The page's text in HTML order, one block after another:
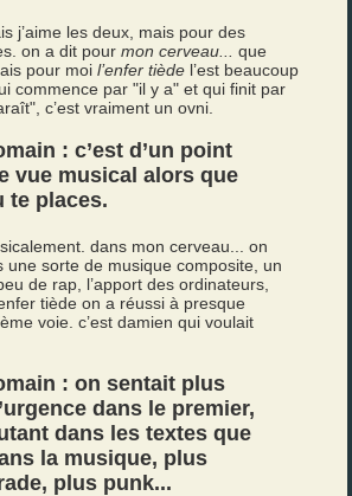
j’aime les deux, mais pour des
on a dit pourmon cerveau...
que
pour moil’enfer tiède l’est beaucoup
commence par "il y a" et qui finit par
c’est vraiment un ovni.
: c’est d’un point
vue musical alors que
te places.
dans mon cerveau... on
une sorte de musique composite, un
de rap, l’apport des ordinateurs,
tiède on a réussi à presque
voie. c’est damien qui voulait
: on sentait plus
dans le premier,
dans les textes que
la musique, plus
plus punk...